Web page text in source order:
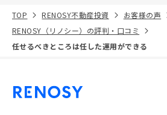
TOP RENOSY不動産投資
お客様の声
RENOSY（リノシー）の評判・口コミ
任せるべきところは任した運用ができる